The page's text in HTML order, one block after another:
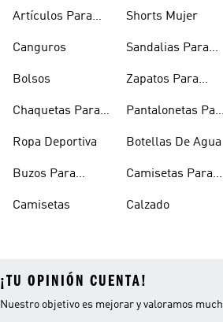
Artículos Para
Canguros
Bolsos
Chaquetas Para
Ropa Deportiva
Buzos Para
Camisetas
Shorts Mujer
Sandalias Para
Zapatos Para
Pantalonetas Para
Botellas De Agua
Camisetas Para
Calzado
¡TU OPINIÓN CUENTA!
Nuestro objetivo es mejorar y valoramos